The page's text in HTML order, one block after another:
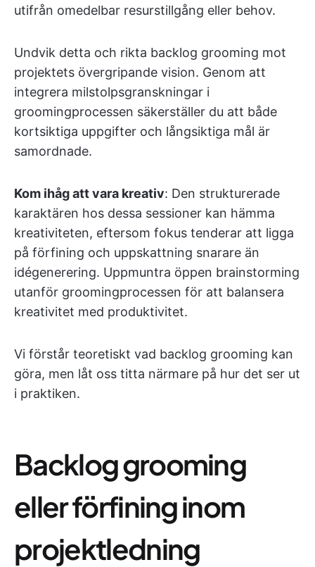
utifrån omedelbar resurstillgång eller behov.
Undvik detta och rikta backlog grooming mot
projektets övergripande vision. Genom att
integrera milstolpsgranskningar i
groomingprocessen säkerställer du att både
kortsiktiga uppgifter och långsiktiga mål är
samordnade.
Kom ihåg att vara kreativ: Den strukturerade
karaktären hos dessa sessioner kan hämma
kreativiteten, eftersom fokus tenderar att ligga
på förfining och uppskattning snarare än
idégenerering. Uppmuntra öppen brainstorming
utanför groomingprocessen för att balansera
kreativitet med produktivitet.
Vi förstår teoretiskt vad backlog grooming kan
göra, men låt oss titta närmare på hur det ser ut
i praktiken.
Backlog grooming
eller förfining inom
projektledning